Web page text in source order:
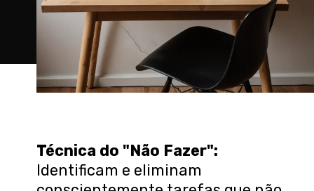
Técnica do "Não Fazer":
Identificam e eliminam